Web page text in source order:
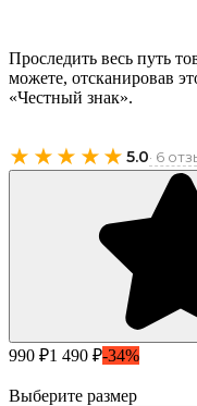
Проследить весь путь
можете, отсканировав
«Честный знак».
★★★★★ 5.0· 6
990 ₽1 490 ₽-34%
Выберите размер